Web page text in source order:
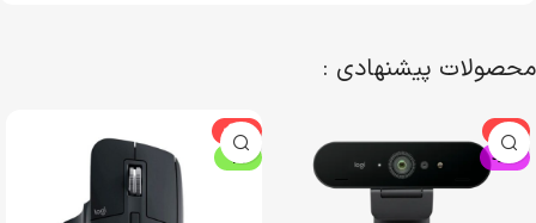
محصولات پیشنهادی :
-5%
جدید
-22%
ویژه